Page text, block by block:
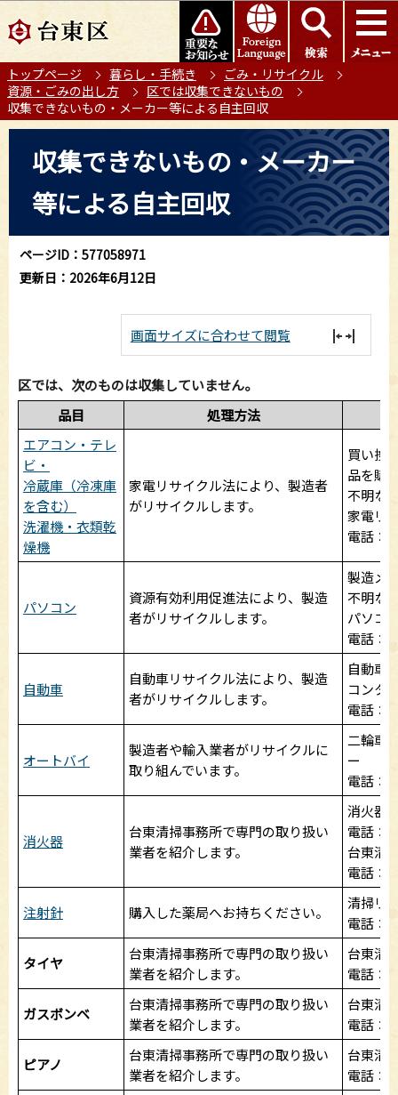
の
ー
ジ
の
このページの本文へ移動
トップページ 暮らし・手続き
ごみ・リサイクル
資源・ごみの出し方
区では収集できないもの
収集できないもの・メーカー等による自主回収
ら
収集できないもの・メーカー
等による自主回収
ページID：577058971
更新日：2026年6月12日
画面サイズに合わせて閲覧
区では、次のものは収集していません。
品目
処理方法
エアコン・テレ
ビ・
冷蔵庫（冷凍庫
を含む）
洗濯機・衣類乾
燥機
家電リサイクル法により、製造者
がリサイクルします。
買い換
品を購
不明な
家電リ
電話：
パソコン
資源有効利用促進法により、製造
者がリサイクルします。
製造メ
不明な
パソコ
電話：
自動車
自動車リサイクル法により、製造
者がリサイクルします。
自動車
コンタ
電話：
オートバイ
製造者や輸入業者がリサイクルに
取り組んでいます。
二輪車
ー
電話：
消火器
台東清掃事務所で専門の取り扱い
業者を紹介します。
消火器
電話：
台東清
電話：
注射針 購入した薬局へお持ちください。
清掃リ
電話
タイヤ
台東清掃事務所で専門の取り扱い
業者を紹介します。
台東清
電話：
ガスボンベ
台東清掃事務所で専門の取り扱い
業者を紹介します。
台東清
電話：
ピアノ
台東清掃事務所で専門の取り扱い
業者を紹介します。
台東清
電話：